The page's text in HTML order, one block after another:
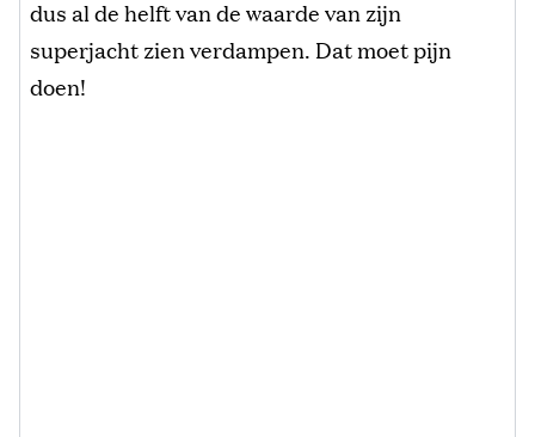
dus al de helft van de waarde van zijn
superjacht zien verdampen. Dat moet pijn
doen!